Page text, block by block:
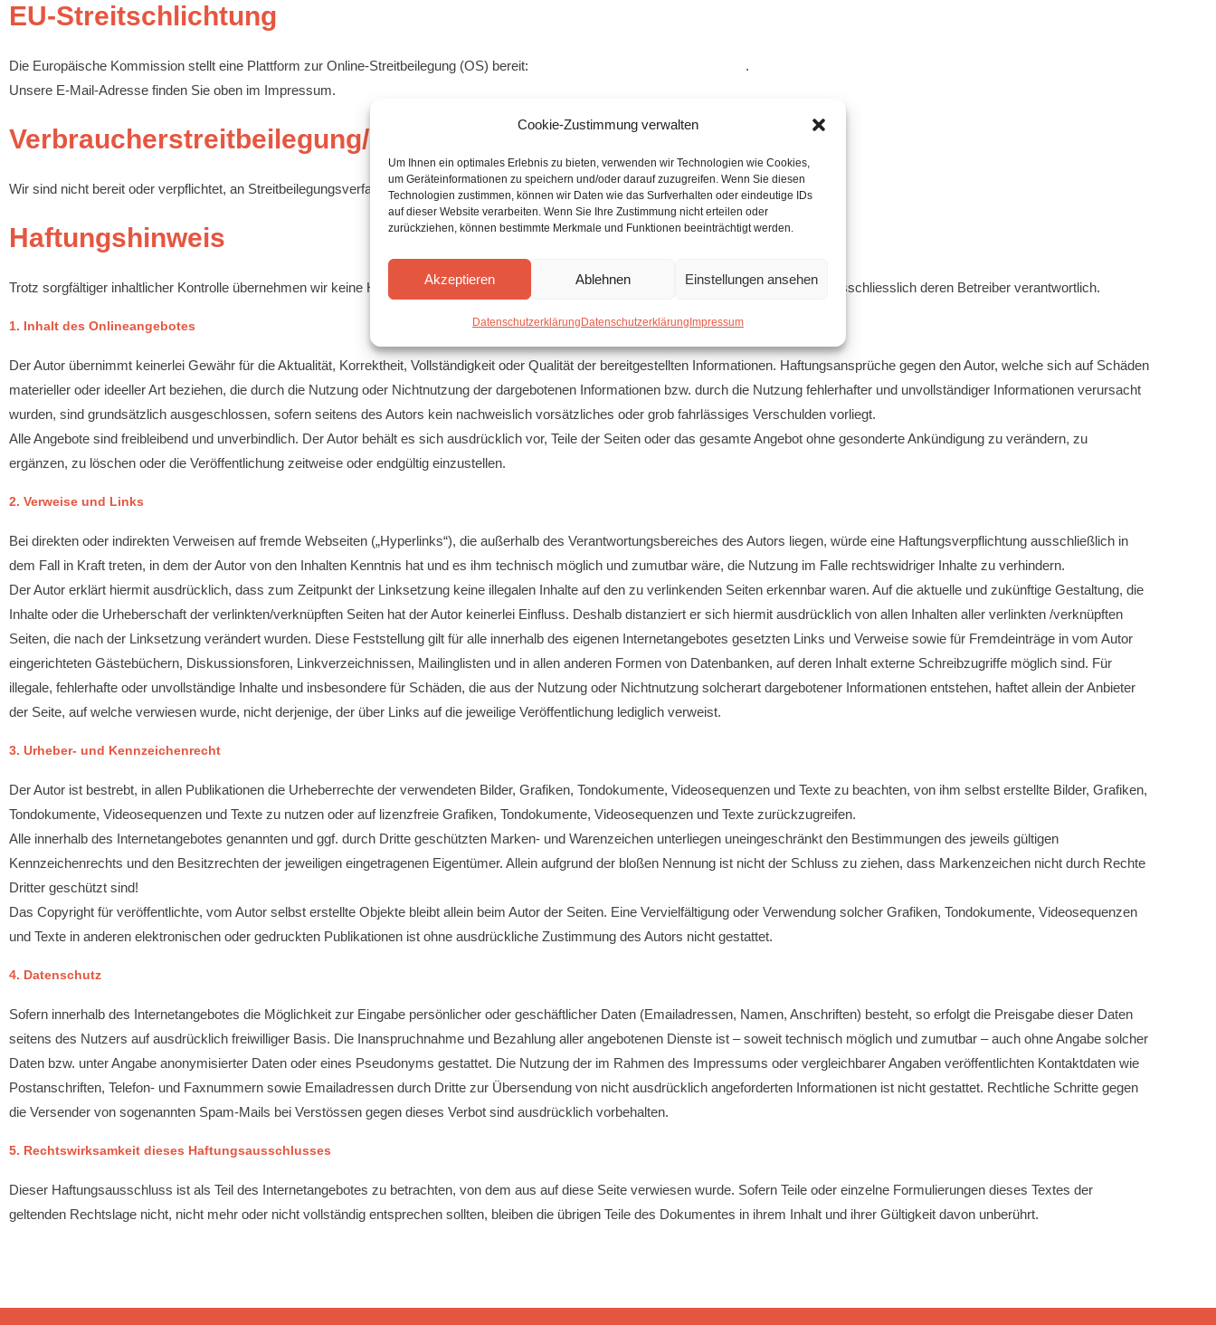
Cookie-Zustimmung verwalten
Um Ihnen ein optimales Erlebnis zu bieten, verwenden wir Technologien wie Cookies,
um Geräteinformationen zu speichern und/oder darauf zuzugreifen. Wenn Sie diesen
Technologien zustimmen, können wir Daten wie das Surfverhalten oder eindeutige IDs
auf dieser Website verarbeiten. Wenn Sie Ihre Zustimmung nicht erteilen oder
zurückziehen, können bestimmte Merkmale und Funktionen beeinträchtigt werden.
Akzeptieren Ablehnen Einstellungen ansehen
Datenschutzerklärung Datenschutzerklärung Impressum
EU-Streitschlichtung
Die Europäische Kommission stellt eine Plattform zur Online-Streitbeilegung (OS) bereit:
.
Unsere E-Mail-Adresse finden Sie oben im Impressum.
Verbraucher­streit­beilegung/Universal­schlichtungs­stelle
Wir sind nicht bereit oder verpflichtet, an Streitbeilegungsverfahren vor einer Verbraucherschlichtungsstelle teilzunehmen.
Haftungshinweis
Trotz sorgfältiger inhaltlicher Kontrolle übernehmen wir keine Haftung für die Inhalte externer Links. Für den Inhalt der verlinkten Seiten sind ausschliesslich deren Betreiber verantwortlich.
1. Inhalt des Onlineangebotes
Der Autor übernimmt keinerlei Gewähr für die Aktualität, Korrektheit, Vollständigkeit oder Qualität der bereitgestellten Informationen. Haftungsansprüche gegen den Autor, welche sich auf Schäden
materieller oder ideeller Art beziehen, die durch die Nutzung oder Nichtnutzung der dargebotenen Informationen bzw. durch die Nutzung fehlerhafter und unvollständiger Informationen verursacht
wurden, sind grundsätzlich ausgeschlossen, sofern seitens des Autors kein nachweislich vorsätzliches oder grob fahrlässiges Verschulden vorliegt.
Alle Angebote sind freibleibend und unverbindlich. Der Autor behält es sich ausdrücklich vor, Teile der Seiten oder das gesamte Angebot ohne gesonderte Ankündigung zu verändern, zu
ergänzen, zu löschen oder die Veröffentlichung zeitweise oder endgültig einzustellen.
2. Verweise und Links
Bei direkten oder indirekten Verweisen auf fremde Webseiten („Hyperlinks“), die außerhalb des Verantwortungsbereiches des Autors liegen, würde eine Haftungsverpflichtung ausschließlich in
dem Fall in Kraft treten, in dem der Autor von den Inhalten Kenntnis hat und es ihm technisch möglich und zumutbar wäre, die Nutzung im Falle rechtswidriger Inhalte zu verhindern.
Der Autor erklärt hiermit ausdrücklich, dass zum Zeitpunkt der Linksetzung keine illegalen Inhalte auf den zu verlinkenden Seiten erkennbar waren. Auf die aktuelle und zukünftige Gestaltung, die
Inhalte oder die Urheberschaft der verlinkten/verknüpften Seiten hat der Autor keinerlei Einfluss. Deshalb distanziert er sich hiermit ausdrücklich von allen Inhalten aller verlinkten /verknüpften
Seiten, die nach der Linksetzung verändert wurden. Diese Feststellung gilt für alle innerhalb des eigenen Internetangebotes gesetzten Links und Verweise sowie für Fremdeinträge in vom Autor
eingerichteten Gästebüchern, Diskussionsforen, Linkverzeichnissen, Mailinglisten und in allen anderen Formen von Datenbanken, auf deren Inhalt externe Schreibzugriffe möglich sind. Für
illegale, fehlerhafte oder unvollständige Inhalte und insbesondere für Schäden, die aus der Nutzung oder Nichtnutzung solcherart dargebotener Informationen entstehen, haftet allein der Anbieter
der Seite, auf welche verwiesen wurde, nicht derjenige, der über Links auf die jeweilige Veröffentlichung lediglich verweist.
3. Urheber- und Kennzeichenrecht
Der Autor ist bestrebt, in allen Publikationen die Urheberrechte der verwendeten Bilder, Grafiken, Tondokumente, Videosequenzen und Texte zu beachten, von ihm selbst erstellte Bilder, Grafiken,
Tondokumente, Videosequenzen und Texte zu nutzen oder auf lizenzfreie Grafiken, Tondokumente, Videosequenzen und Texte zurückzugreifen.
Alle innerhalb des Internetangebotes genannten und ggf. durch Dritte geschützten Marken- und Warenzeichen unterliegen uneingeschränkt den Bestimmungen des jeweils gültigen
Kennzeichenrechts und den Besitzrechten der jeweiligen eingetragenen Eigentümer. Allein aufgrund der bloßen Nennung ist nicht der Schluss zu ziehen, dass Markenzeichen nicht durch Rechte
Dritter geschützt sind!
Das Copyright für veröffentlichte, vom Autor selbst erstellte Objekte bleibt allein beim Autor der Seiten. Eine Vervielfältigung oder Verwendung solcher Grafiken, Tondokumente, Videosequenzen
und Texte in anderen elektronischen oder gedruckten Publikationen ist ohne ausdrückliche Zustimmung des Autors nicht gestattet.
4. Datenschutz
Sofern innerhalb des Internetangebotes die Möglichkeit zur Eingabe persönlicher oder geschäftlicher Daten (Emailadressen, Namen, Anschriften) besteht, so erfolgt die Preisgabe dieser Daten
seitens des Nutzers auf ausdrücklich freiwilliger Basis. Die Inanspruchnahme und Bezahlung aller angebotenen Dienste ist – soweit technisch möglich und zumutbar – auch ohne Angabe solcher
Daten bzw. unter Angabe anonymisierter Daten oder eines Pseudonyms gestattet. Die Nutzung der im Rahmen des Impressums oder vergleichbarer Angaben veröffentlichten Kontaktdaten wie
Postanschriften, Telefon- und Faxnummern sowie Emailadressen durch Dritte zur Übersendung von nicht ausdrücklich angeforderten Informationen ist nicht gestattet. Rechtliche Schritte gegen
die Versender von sogenannten Spam-Mails bei Verstössen gegen dieses Verbot sind ausdrücklich vorbehalten.
5. Rechtswirksamkeit dieses Haftungsausschlusses
Dieser Haftungsausschluss ist als Teil des Internetangebotes zu betrachten, von dem aus auf diese Seite verwiesen wurde. Sofern Teile oder einzelne Formulierungen dieses Textes der
geltenden Rechtslage nicht, nicht mehr oder nicht vollständig entsprechen sollten, bleiben die übrigen Teile des Dokumentes in ihrem Inhalt und ihrer Gültigkeit davon unberührt.